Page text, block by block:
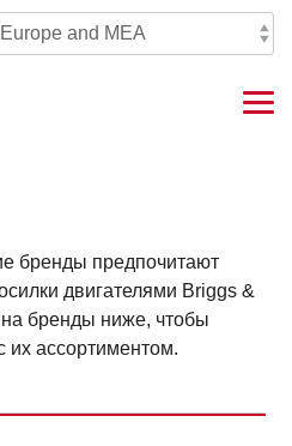
бренды предпочитают
двигателями Briggs &
бренды ниже, чтобы
их ассортиментом.